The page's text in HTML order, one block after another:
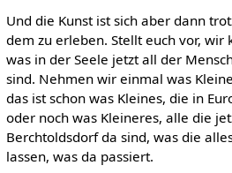
Und die Kunst ist sich aber dann
dem zu erleben. Stellt euch vor, wir
was in der Seele jetzt all der
sind. Nehmen wir einmal was
das ist schon was Kleines, die in
oder noch was Kleineres, alle die
Berchtoldsdorf da sind, was die
lassen, was da passiert.